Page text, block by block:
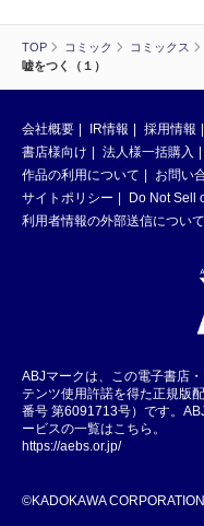
TOP コミック コミックス
嘘をつく（１）
会社概要 IR情報 採用情報
書店様向け
法人様一括購入
作品の利用について
お問い
サイトポリシー
Do Not Sell
利用者情報の外部送信について
ABJマークは、この電子書店
テンツ使用許諾を得た正規版
番号 第6091713号）です。
ービスの一覧はこちら。
https://aebs.or.jp/
©KADOKAWA